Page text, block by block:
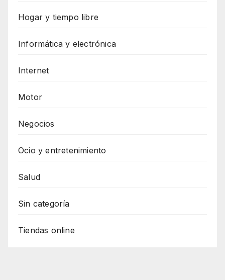
Hogar y tiempo libre
Informática y electrónica
Internet
Motor
Negocios
Ocio y entretenimiento
Salud
Sin categoría
Tiendas online